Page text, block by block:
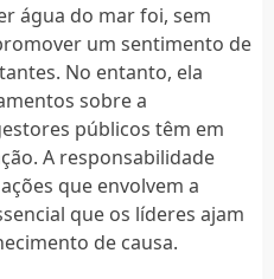
água do mar foi, sem
um sentimento de
No entanto, ela
sobre a
públicos têm em
A responsabilidade
que envolvem a
que os líderes ajam
de causa.